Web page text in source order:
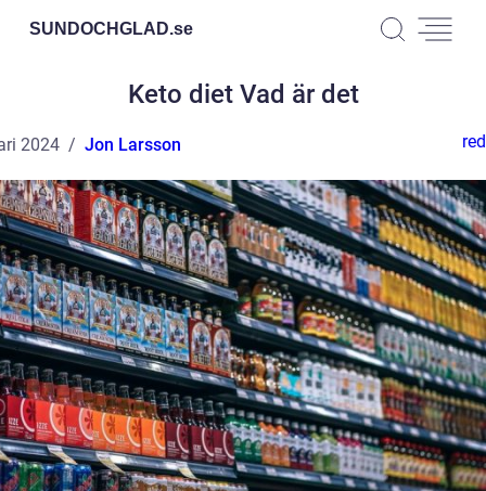
SUNDOCHGLAD.se
Keto diet Vad är det
2024 Jon Larsson